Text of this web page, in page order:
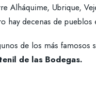
Alháquime, Ubrique,
hay decenas de
de los más famosos
de las Bodegas.